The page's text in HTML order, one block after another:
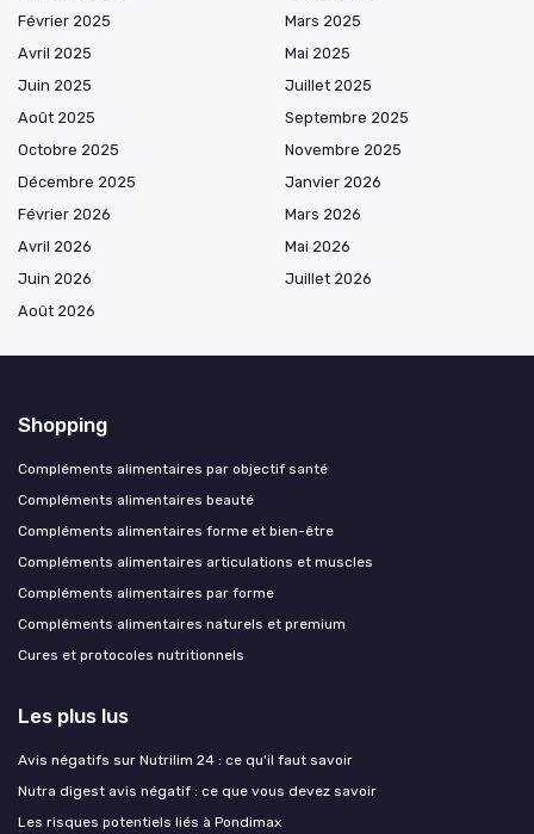
Février 2025
Mars 2025
Avril 2025
Mai 2025
Juin 2025
Juillet 2025
Août 2025
Septembre 2025
Octobre 2025
Novembre 2025
Décembre 2025
Janvier 2026
Février 2026
Mars 2026
Avril 2026
Mai 2026
Juin 2026
Juillet 2026
Août 2026
Shopping
Compléments alimentaires par objectif santé
Compléments alimentaires beauté
Compléments alimentaires forme et bien-être
Compléments alimentaires articulations et muscles
Compléments alimentaires par forme
Compléments alimentaires naturels et premium
Cures et protocoles nutritionnels
Les plus lus
Avis négatifs sur Nutrilim 24 : ce qu'il faut savoir
Nutra digest avis négatif : ce que vous devez savoir
Les risques potentiels liés à Pondimax